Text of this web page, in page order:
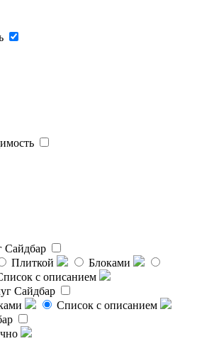
Сайдбар
Плиткой
Блоками
с описанием
Сайдбар
Список с описанием